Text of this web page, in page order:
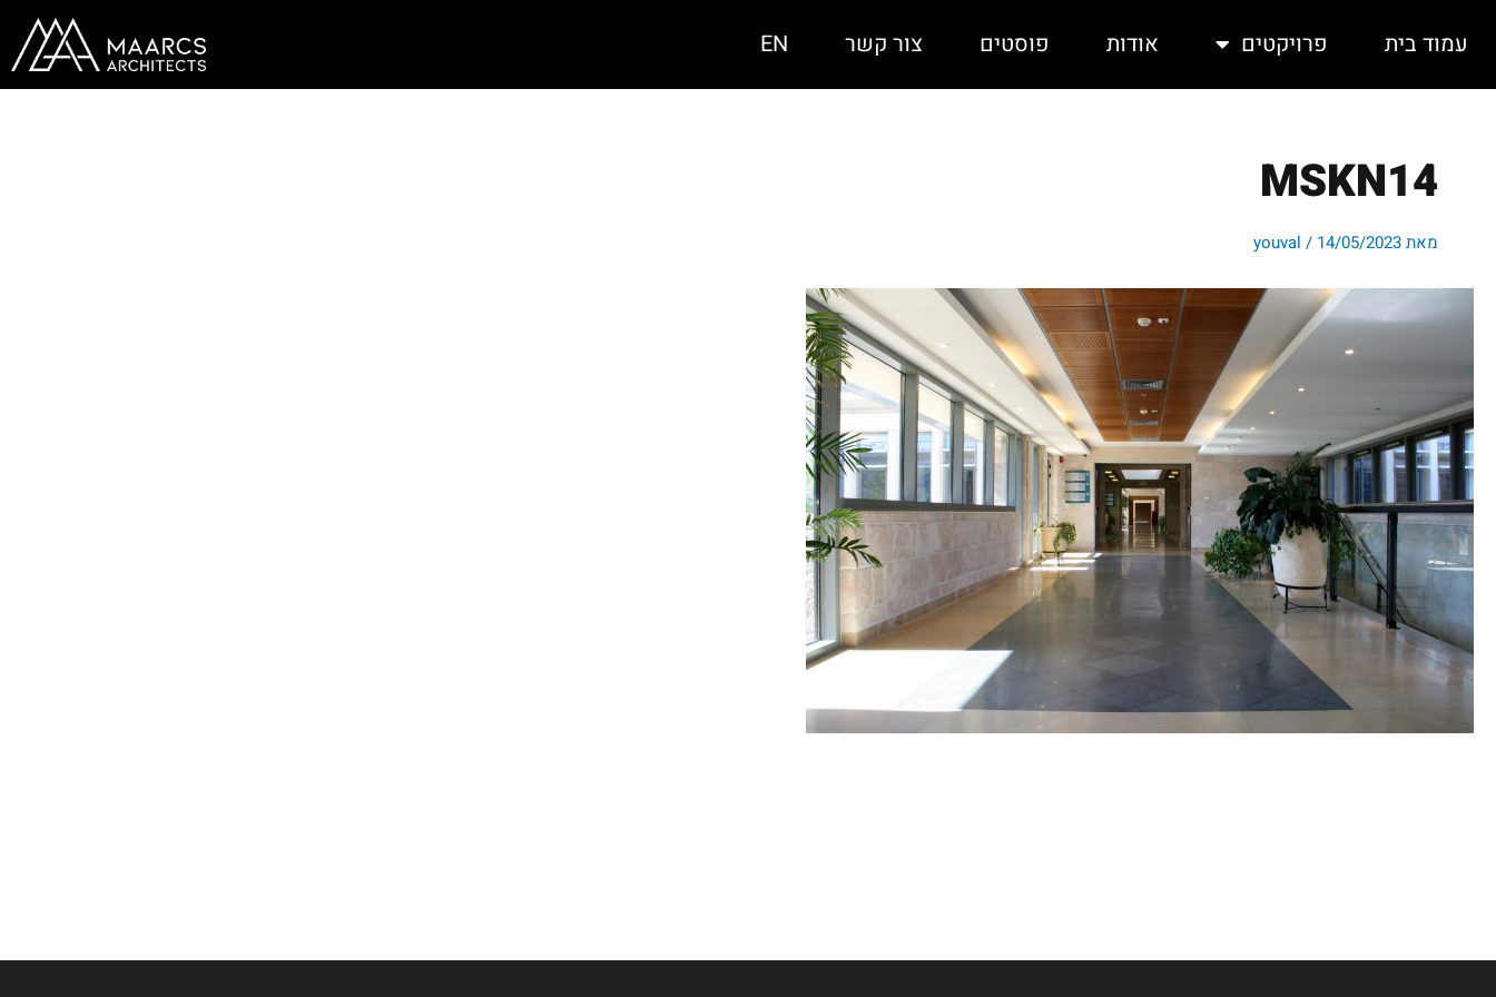
לתוכןעמוד בית פרויקטים אודות פוסטים צור קשר EN
MSKN14
מאת youval / 14/05/2023